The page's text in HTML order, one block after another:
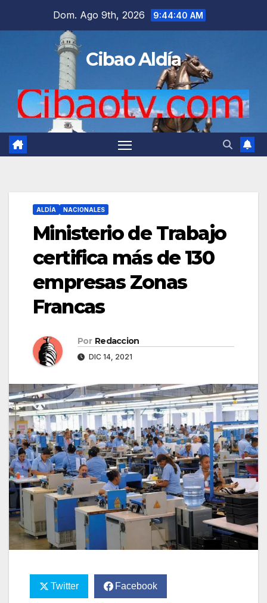
Dom. Ago 9th, 2026 9:44:41 AM
Cibao Aldía
ALDÍA NACIONALES
Ministerio de Trabajo
certifica más de 130
empresas Zonas
Francas
Por Redaccion
DIC 14, 2021
Twitter Facebook